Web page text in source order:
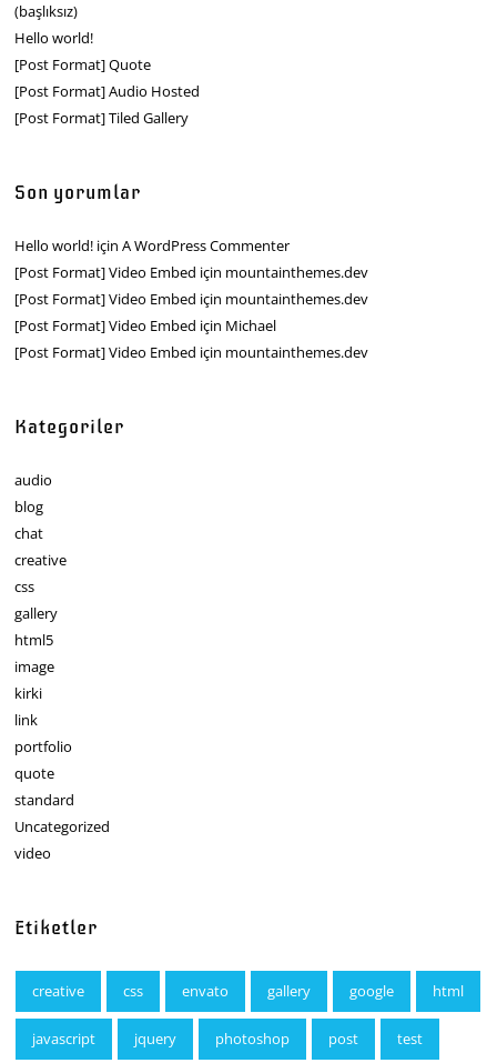
(başlıksız)
Hello world!
[Post Format] Quote
[Post Format] Audio Hosted
[Post Format] Tiled Gallery
Son yorumlar
Hello world! içinA WordPress Commenter
[Post Format] Video Embed için mountainthemes.dev
[Post Format] Video Embed için mountainthemes.dev
[Post Format] Video Embed için Michael
[Post Format] Video Embed için mountainthemes.dev
Kategoriler
audio
blog
chat
creative
css
gallery
html5
image
kirki
link
portfolio
quote
standard
Uncategorized
video
Etiketler
creative css envato gallery google html
javascript jquery photoshop post test